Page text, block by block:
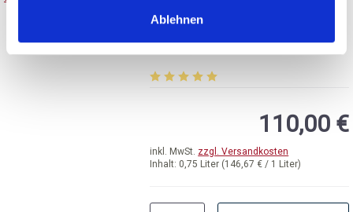
Ablehnen
2018er L'Aventure Winery,
L’Aventure Cuvé Estate,
Paso Robles
Inhalt: 0,75 Liter (146,67 € / 1 Liter)
inkl. MwSt. zzgl. Versandkosten
110,00 €